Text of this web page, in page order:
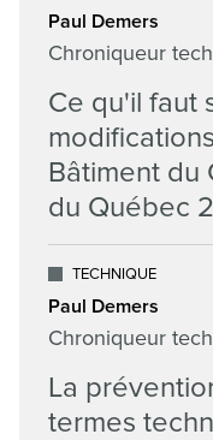
Paul Demers
Chroniqueur
Ce qu'il faut
Bâtiment du
du Québec
TECHNIQUE
Paul Demers
Chroniqueur
La
termes